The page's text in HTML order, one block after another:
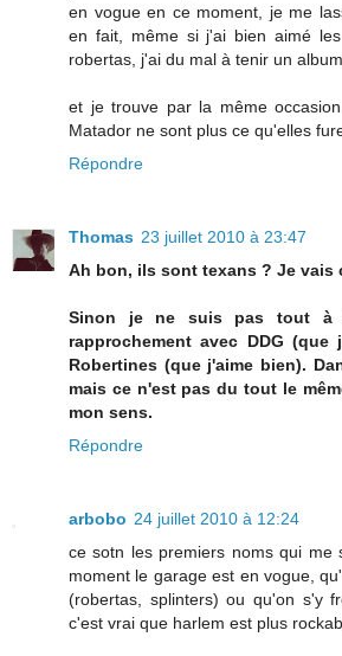
en vogue en ce moment, je me
en fait, même si j'ai bien aimé
robertas, j'ai du mal à tenir un
et je trouve par la même
Matador ne sont plus ce qu'elles
Répondre
Thomas 23 juillet 2010 à 23:47
Ah bon, ils sont texans ? Je vais
Sinon je ne suis pas tout à
rapprochement avec DDG
Robertines (que j'aime bien).
mais ce n'est pas du tout le
mon sens.
Répondre
arbobo 24 juillet 2010 à 12:24
ce sotn les premiers noms qui me
moment le garage est en vogue,
(robertas, splinters) ou qu'on s'y
c'est vrai que harlem est plus